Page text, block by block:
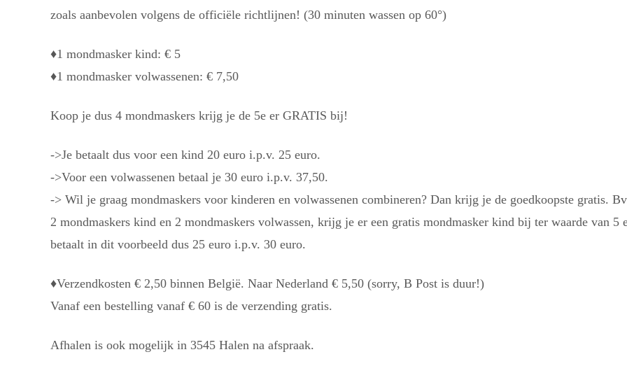
zoals aanbevolen volgens de officiële richtlijnen! (30 minuten wassen op 60°)
♦️1 mondmasker kind: € 5
♦️1 mondmasker volwassenen: € 7,50
Koop je dus 4 mondmaskers krijg je de 5e er GRATIS bij!
->Je betaalt dus voor een kind 20 euro i.p.v. 25 euro.
->Voor een volwassenen betaal je 30 euro i.p.v. 37,50.
-> Wil je graag mondmaskers voor kinderen en volwassenen combineren? Dan krijg je de goedkoopste gratis.
2 mondmaskers kind en 2 mondmaskers volwassen, krijg je er een gratis mondmasker kind bij ter waarde van 5
betaalt in dit voorbeeld dus 25 euro i.p.v. 30 euro.
♦️Verzendkosten € 2,50 binnen België. Naar Nederland € 5,50 (sorry, B Post is duur!)
Vanaf een bestelling vanaf € 60 is de verzending gratis.
Afhalen is ook mogelijk in 3545 Halen na afspraak.